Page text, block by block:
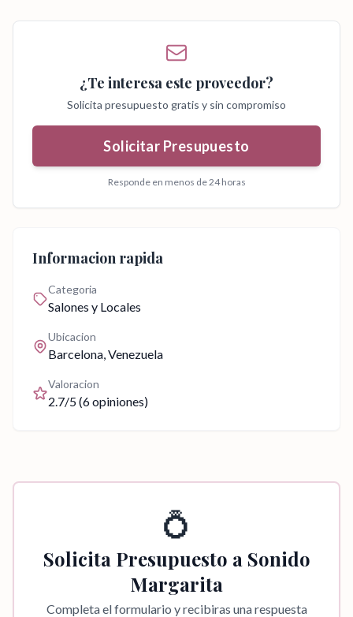
¿Te interesa este proveedor?
Solicita presupuesto gratis y sin compromiso
Solicitar Presupuesto
Responde en menos de 24 horas
Informacion rapida
Categoria
Salones y Locales
Ubicacion
Barcelona, Venezuela
Valoracion
2.7/5 (6opiniones)
💍
Solicita Presupuesto a Sonido
Margarita
Completa el formulario y recibiras una respuesta